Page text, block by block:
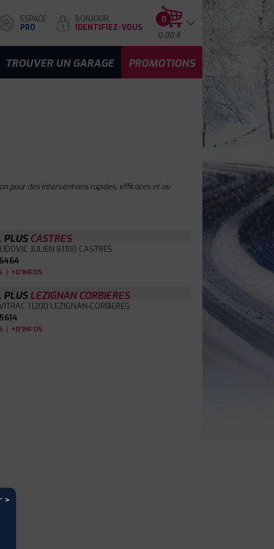
ESPACE
PRO
BONJOUR,
IDENTIFIEZ-VOUS
0
0.00 €
TROUVER UN GARAGE PROMOTIONS
pour des interventions rapides, efficaces et au
PLUSCASTRES
JULIEN 81100 CASTRES
| +D'INFOS
PLUSLEZIGNAN CORBIERES
11200 LEZIGNAN-CORBIERES
| +D'INFOS
>